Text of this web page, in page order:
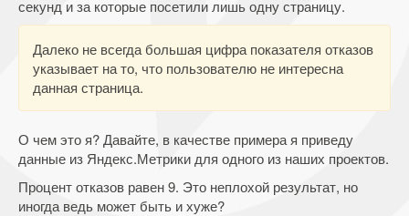
секунд и за которые посетили лишь одну страницу.
Далеко не всегда большая цифра показателя отказов
указывает на то, что пользователю не интересна
данная страница.
О чем это я? Давайте, в качестве примера я приведу
данные из Яндекс.Метрики для одного из наших проектов.
Процент отказов равен 9. Это неплохой результат, но
иногда ведь может быть и хуже?